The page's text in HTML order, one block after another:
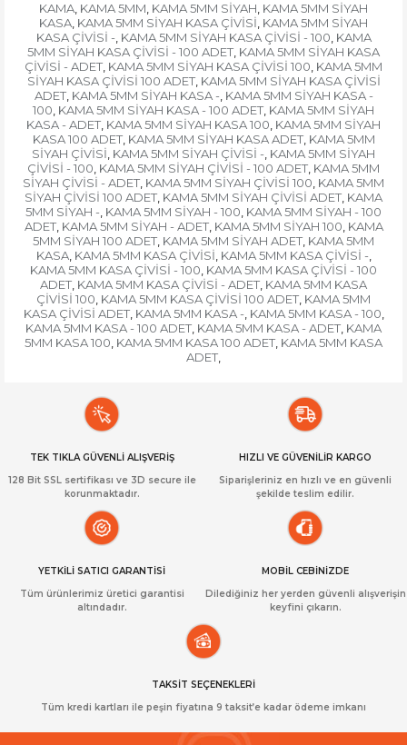
KAMA, KAMA 5MM, KAMA 5MM SİYAH, KAMA 5MM SİYAH
KASA, KAMA 5MM SİYAH KASA ÇİVİSİ, KAMA 5MM SİYAH
KASA ÇİVİSİ -, KAMA 5MM SİYAH KASA ÇİVİSİ - 100, KAMA
5MM SİYAH KASA ÇİVİSİ - 100 ADET, KAMA 5MM SİYAH KASA
ÇİVİSİ - ADET, KAMA 5MM SİYAH KASA ÇİVİSİ 100, KAMA 5MM
SİYAH KASA ÇİVİSİ 100 ADET, KAMA 5MM SİYAH KASA ÇİVİSİ
ADET, KAMA 5MM SİYAH KASA -, KAMA 5MM SİYAH KASA -
100, KAMA 5MM SİYAH KASA - 100 ADET, KAMA 5MM SİYAH
KASA - ADET, KAMA 5MM SİYAH KASA 100, KAMA 5MM SİYAH
KASA 100 ADET, KAMA 5MM SİYAH KASA ADET, KAMA 5MM
SİYAH ÇİVİSİ, KAMA 5MM SİYAH ÇİVİSİ -, KAMA 5MM SİYAH
ÇİVİSİ - 100, KAMA 5MM SİYAH ÇİVİSİ - 100 ADET, KAMA 5MM
SİYAH ÇİVİSİ - ADET, KAMA 5MM SİYAH ÇİVİSİ 100, KAMA 5MM
SİYAH ÇİVİSİ 100 ADET, KAMA 5MM SİYAH ÇİVİSİ ADET, KAMA
5MM SİYAH -, KAMA 5MM SİYAH - 100, KAMA 5MM SİYAH - 100
ADET, KAMA 5MM SİYAH - ADET, KAMA 5MM SİYAH 100, KAMA
5MM SİYAH 100 ADET, KAMA 5MM SİYAH ADET, KAMA 5MM
KASA, KAMA 5MM KASA ÇİVİSİ, KAMA 5MM KASA ÇİVİSİ -,
KAMA 5MM KASA ÇİVİSİ - 100, KAMA 5MM KASA ÇİVİSİ - 100
ADET, KAMA 5MM KASA ÇİVİSİ - ADET, KAMA 5MM KASA
ÇİVİSİ 100, KAMA 5MM KASA ÇİVİSİ 100 ADET, KAMA 5MM
KASA ÇİVİSİ ADET, KAMA 5MM KASA -, KAMA 5MM KASA - 100,
KAMA 5MM KASA - 100 ADET, KAMA 5MM KASA - ADET, KAMA
5MM KASA 100, KAMA 5MM KASA 100 ADET, KAMA 5MM KASA
ADET,
TEK TIKLA GÜVENLİ ALIŞVERİŞ
128 Bit SSL sertifikası ve 3D secure ile
korunmaktadır.
HIZLI VE GÜVENİLİR KARGO
Siparişleriniz en hızlı ve en güvenli
şekilde teslim edilir.
YETKİLİ SATICI GARANTİSİ
Tüm ürünlerimiz üretici garantisi
altındadır.
MOBİL CEBİNİZDE
Dilediğiniz her yerden güvenli alışverişin
keyfini çıkarın.
TAKSİT SEÇENEKLERİ
Tüm kredi kartları ile peşin fiyatına 9 taksit’e kadar ödeme imkanı